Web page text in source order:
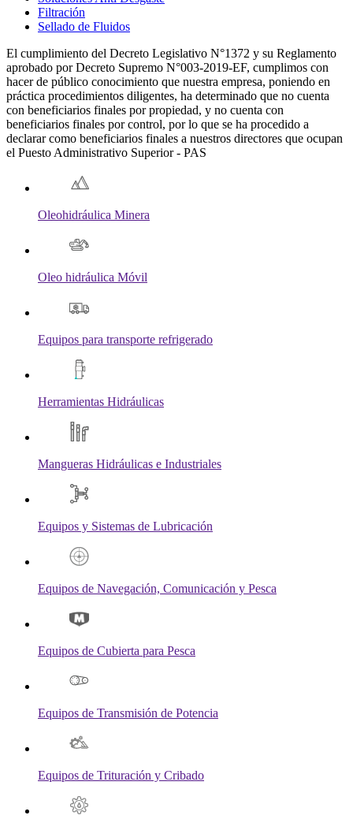
Filtración
Sellado de Fluidos
El cumplimiento del Decreto Legislativo N°1372 y su Reglamento
aprobado por Decreto Supremo N°003-2019-EF, cumplimos con
hacer de público conocimiento que nuestra empresa, poniendo en
práctica procedimientos diligentes, ha determinado que no cuenta
con beneficiarios finales por propiedad, y no cuenta con
beneficiarios finales por control, por lo que se ha procedido a
declarar como beneficiarios finales a nuestros directores que ocupan
el Puesto Administrativo Superior - PAS
Oleohidráulica Minera
Oleo hidráulica Móvil
Equipos para transporte refrigerado
Herramientas Hidráulicas
Mangueras Hidráulicas e Industriales
Equipos y Sistemas de Lubricación
Equipos de Navegación, Comunicación y Pesca
Equipos de Cubierta para Pesca
Equipos de Transmisión de Potencia
Equipos de Trituración y Cribado